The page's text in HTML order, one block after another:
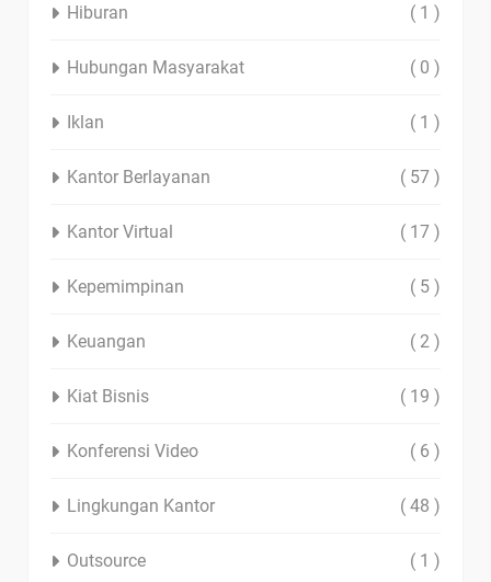
Hiburan ( 1 )
Hubungan Masyarakat ( 0 )
Iklan ( 1 )
Kantor Berlayanan ( 57 )
Kantor Virtual ( 17 )
Kepemimpinan ( 5 )
Keuangan ( 2 )
Kiat Bisnis ( 19 )
Konferensi Video ( 6 )
Lingkungan Kantor ( 48 )
Outsource ( 1 )